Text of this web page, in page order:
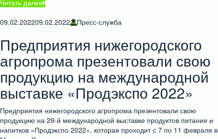
Читать далее
09.02.202209.02.2022 Пресс-служба
Предприятия нижегородского
агропрома презентовали свою
продукцию на международной
выставке «Продэкспо 2022»
Предприятия нижегородского агропрома презентовали свою
продукцию на 29-й международной выставке продуктов питания и
напитков «Продэкспо 2022», которая проходит с 7 по 11 февраля в